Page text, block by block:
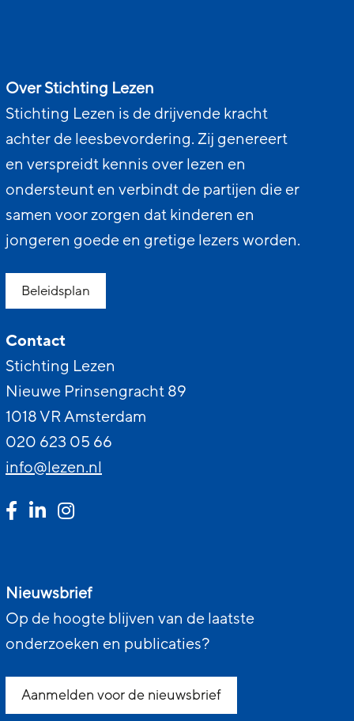
Over Stichting Lezen
Stichting Lezen is de drijvende kracht
achter de leesbevordering. Zij genereert
en verspreidt kennis over lezen en
ondersteunt en verbindt de partijen die er
samen voor zorgen dat kinderen en
jongeren goede en gretige lezers worden.
Beleidsplan
Contact
Stichting Lezen
Nieuwe Prinsengracht 89
1018 VR Amsterdam
020 623 05 66
info@lezen.nl
Nieuwsbrief
Op de hoogte blijven van de laatste
onderzoeken en publicaties?
Aanmelden voor de nieuwsbrief